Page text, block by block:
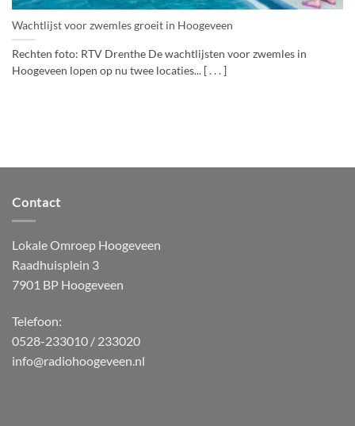
Wachtlijst voor zwemles groeit in Hoogeveen
Rechten foto: RTV Drenthe De wachtlijsten voor zwemles in
Hoogeveen lopen op nu twee locaties... [ . . . ]
Contact
Lokale Omroep Hoogeveen
Raadhuisplein 3
7901 BP Hoogeveen
Telefoon:
0528-233010 / 233020
info@radiohoogeveen.nl